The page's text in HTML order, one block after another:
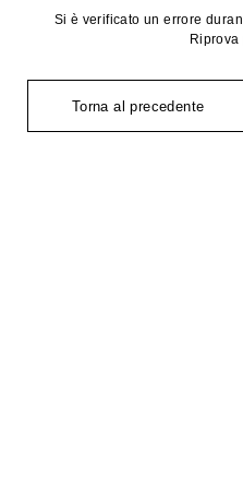
Si è verificato un errore
Torna al precedente